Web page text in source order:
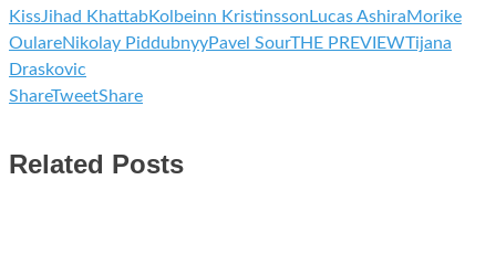
KissJihad KhattabKolbeinn Kristinsson Lucas AshiraMorike
OulareNikolay PiddubnyyPavel SourTHE PREVIEWTijana
Draskovic
ShareTweetShare
Related Posts